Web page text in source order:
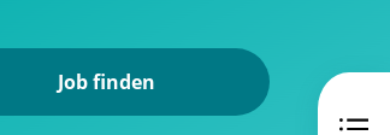
Job finden